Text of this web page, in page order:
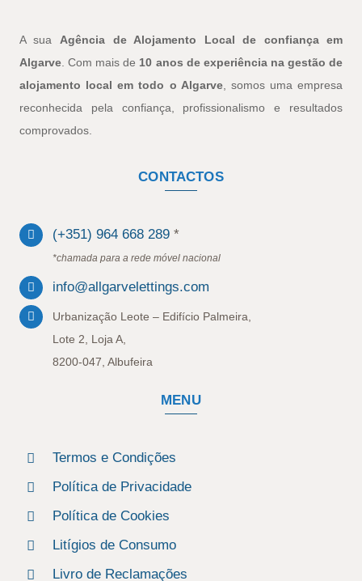
A sua Agência de Alojamento Local de confiança em
Algarve. Com mais de 10 anos de experiência na gestão de
alojamento local em todo o Algarve, somos uma empresa
reconhecida pela confiança, profissionalismo e resultados
comprovados.
CONTACTOS
(+351) 964 668 289*
*chamada para a rede móvel nacional
info@allgarvelettings.com
Urbanização Leote – Edifício Palmeira,
Lote 2, Loja A,
8200-047, Albufeira
MENU
Termos e Condições
Política de Privacidade
Política de Cookies
Litígios de Consumo
Livro de Reclamações